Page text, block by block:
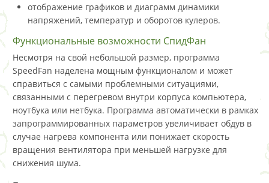
отображение графиков и диаграмм динамики
напряжений, температур и оборотов кулеров.
Функциональные возможности СпидФан
Несмотря на свой небольшой размер, программа
SpeedFan наделена мощным функционалом и может
справиться с самыми проблемными ситуациями,
связанными с перегревом внутри корпуса компьютера,
ноутбука или нетбука. Программа автоматически в рамках
запрограммированных параметров увеличивает обдув в
случае нагрева компонента или понижает скорость
вращения вентилятора при меньшей нагрузке для
снижения шума.